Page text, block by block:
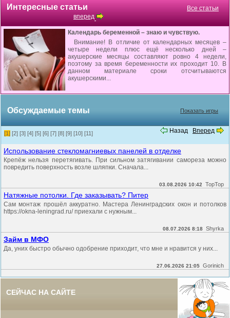
Интересные статьи
вперед
Все статьи
Календарь беременной – знаю и чувствую.
Внимание! В отличие от календарных месяцев –
четыре недели плюс ещё несколько дней –
акушерские месяцы составляют ровно 4 недели,
поэтому за время беременности их проходит 10. В
данном материале сроки отсчитываются
акушерскими...
Обсуждаемые темы Показать игры
Назад Вперед
[1] [2] [3] [4] [5] [6] [7] [8] [9] [10] [11]
Использование стекломагниевых панелей в отделке
Крепёж нельзя перетягивать. При сильном затягивании самореза можно
повредить поверхность возле шляпки. Сначала...
03.08.2026 10:42 TopTop
Натяжные потолки. Где заказывать? Питер
Сам монтаж прошёл аккуратно. Мастера Ленинградских окон и потолков
https://okna-leningrad.ru/ приехали с нужным...
08.07.2026 8:18 Shyrka
Займ в МФО
Да, уних быстро обычно одобрение приходит, что мне и нравится у них...
27.06.2026 21:05 Gorinich
СЕЙЧАС НА САЙТЕ